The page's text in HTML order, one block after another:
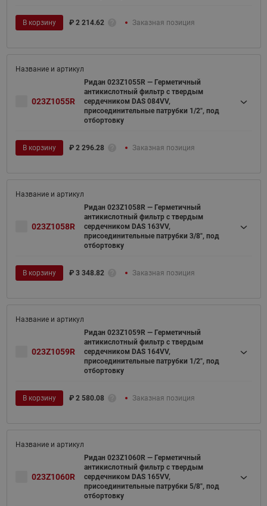
В корзину ₽ 2 214.62 Заказная позиция
023Z1055R
Ридан 023Z1055R — Герметичный
антикислотный фильтр с твердым
сердечником DAS 084VV,
присоединительные патрубки 1/2", под
отбортовку
В корзину ₽ 2 296.28 Заказная позиция
023Z1058R
Ридан 023Z1058R — Герметичный
антикислотный фильтр с твердым
сердечником DAS 163VV,
присоединительные патрубки 3/8", под
отбортовку
В корзину ₽ 3 348.82 Заказная позиция
023Z1059R
Ридан 023Z1059R — Герметичный
антикислотный фильтр с твердым
сердечником DAS 164VV,
присоединительные патрубки 1/2", под
отбортовку
В корзину ₽ 2 580.08 Заказная позиция
023Z1060R
Ридан 023Z1060R — Герметичный
антикислотный фильтр с твердым
сердечником DAS 165VV,
присоединительные патрубки 5/8", под
отбортовку